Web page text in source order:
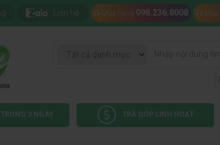
Liên hệ Mua hàng 098.236.8008
3 NGÀY TRẢ GÓP LINH HOẠT